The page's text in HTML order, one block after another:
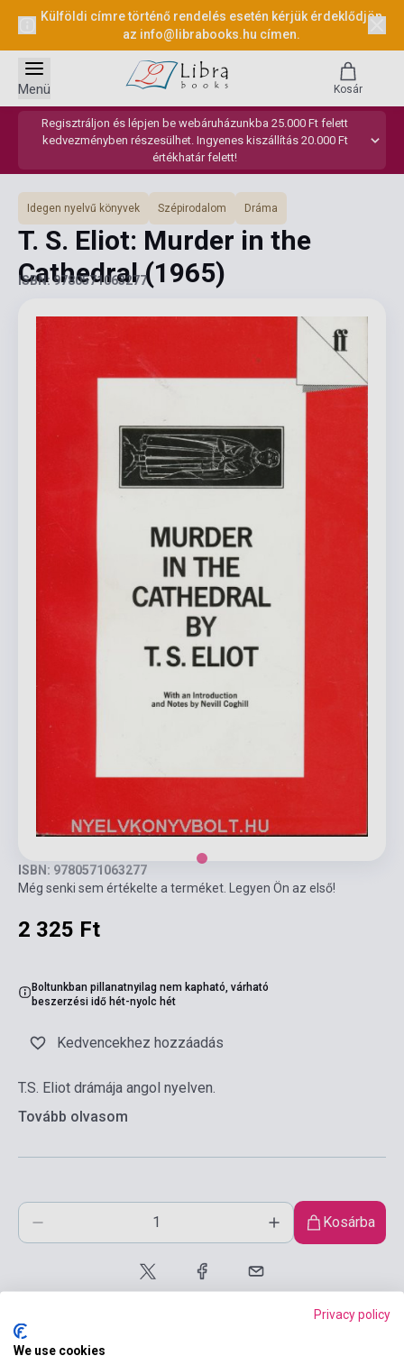
Külföldi címre történő rendelés esetén kérjük érdeklődjön
az info@librabooks.hu címen.
Regisztráljon és lépjen be webáruházunkba 25.000 Ft felett
kedvezményben részesülhet. Ingyenes kiszállítás 20.000 Ft
értékhatár felett!
Menü Kosár
Idegen nyelvű könyvek Szépirodalom Dráma
T. S. Eliot: Murder in the
Cathedral(1965)
ISBN: 9780571063277
ISBN: 9780571063277
Még senki sem értékelte a terméket. Legyen Ön az első!
2 325 Ft
Boltunkban pillanatnyilag nem kapható, várható
beszerzési idő hét-nyolc hét
Kedvencekhez hozzáadás
T.S. Eliot drámája angol nyelven.
Tovább olvasom
Kosárba
Privacy policy
We use cookies